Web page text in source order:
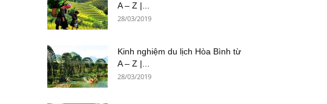
A – Z |...
28/03/2019
Kinh nghiệm du lịch Hòa Bình từ
A – Z |...
28/03/2019